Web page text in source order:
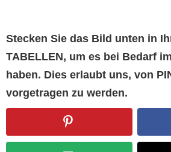
Stecken Sie das Bild unten in
TABELLEN, um es bei Bedarf
haben. Dies erlaubt uns, von
vorgetragen zu werden.